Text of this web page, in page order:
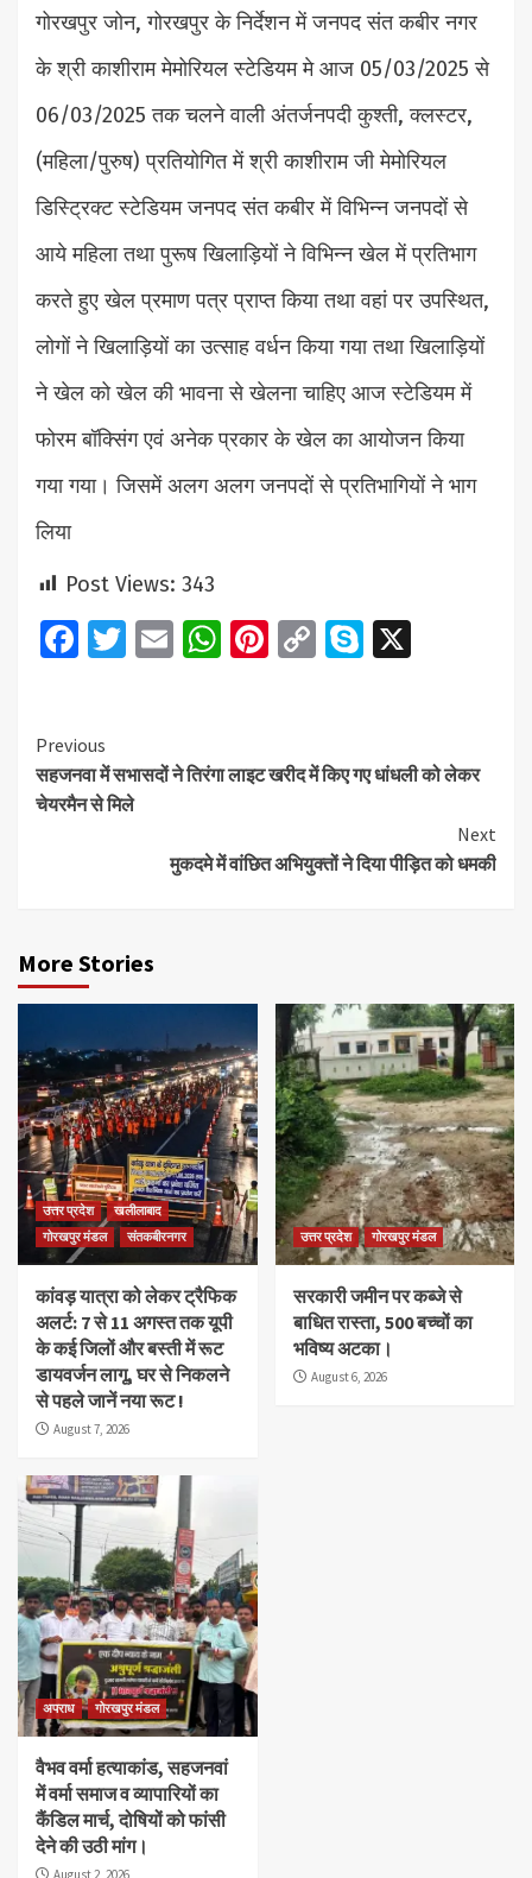
गोरखपुर जोन, गोरखपुर के निर्देशन में जनपद संत कबीर नगर
के श्री काशीराम मेमोरियल स्टेडियम मे आज 05/03/2025 से
06/03/2025 तक चलने वाली अंतर्जनपदी कुश्ती, क्लस्टर,
(महिला/पुरुष) प्रतियोगित में श्री काशीराम जी मेमोरियल
डिस्ट्रिक्ट स्टेडियम जनपद संत कबीर में विभिन्न जनपदों से
आये महिला तथा पुरूष खिलाड़ियों ने विभिन्न खेल में प्रतिभाग
करते हुए खेल प्रमाण पत्र प्राप्त किया तथा वहां पर उपस्थित,
लोगों ने खिलाड़ियों का उत्साह वर्धन किया गया तथा खिलाड़ियों
ने खेल को खेल की भावना से खेलना चाहिए आज स्टेडियम में
फोरम बॉक्सिंग एवं अनेक प्रकार के खेल का आयोजन किया
गया गया। जिसमें अलग अलग जनपदों से प्रतिभागियों ने भाग
लिया
Post Views: 343
Facebook
Twitter
EmailWhatsApp
Pinterest
CopySkype
Continue
Reading
Previous
सहजनवा में सभासदों ने तिरंगा लाइट खरीद में किए गए धांधली को लेकर
चेयरमैन से मिले
Next
मुकदमे में वांछित अभियुक्तों ने दिया पीड़ित को धमकी
More Stories
उत्तर प्रदेश
खलीलाबाद
गोरखपुर मंडल
संतकबीरनगर
कांवड़ यात्रा को लेकर ट्रैफिक
अलर्ट: 7 से 11 अगस्त तक यूपी
के कई जिलों और बस्ती में रूट
डायवर्जन लागू, घर से निकलने
से पहले जानें नया रूट !
August 7, 2026
उत्तर प्रदेश गोरखपुर मंडल
सरकारी जमीन पर कब्जे से
बाधित रास्ता, 500 बच्चों का
भविष्य अटका।
August 6, 2026
अपराध गोरखपुर मंडल
वैभव वर्मा हत्याकांड, सहजनवां
में वर्मा समाज व व्यापारियों का
कैंडिल मार्च, दोषियों को फांसी
देने की उठी मांग।
August 2, 2026